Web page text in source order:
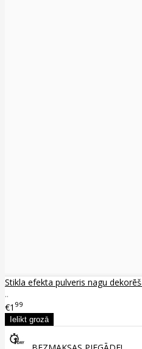
Stikla efekta pulveris nagu
..
€1 99